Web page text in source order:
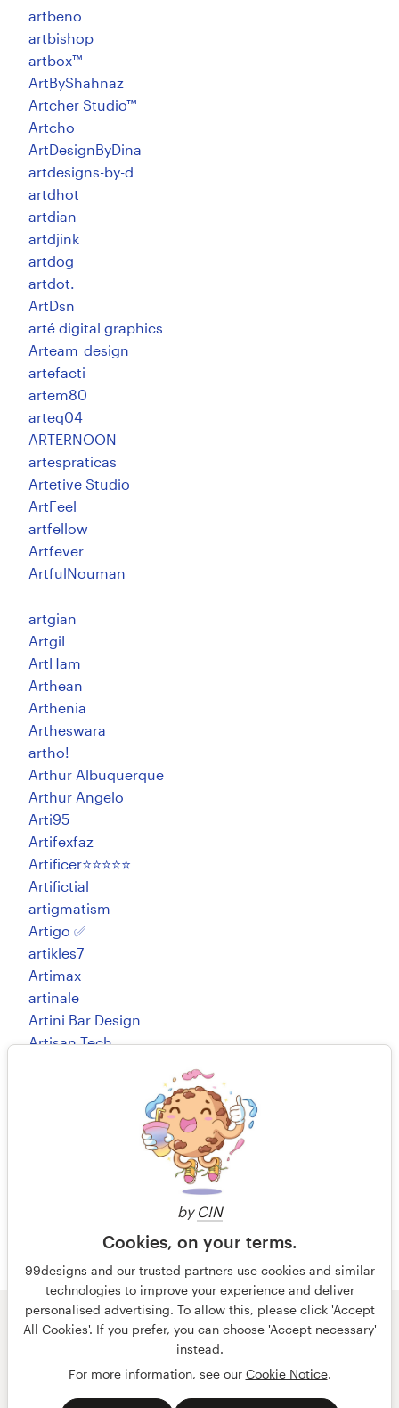
by C!N
Cookies, on your terms.
99designs and our trusted partners use cookies and similar
technologies to improve your experience and deliver
personalised advertising. To allow this, please click 'Accept
All Cookies'. If you prefer, you can choose 'Accept necessary'
instead.
For more information, see our Cookie Notice.
artbeno
artbishop
artbox™
ArtByShahnaz
Artcher Studio™
Artcho
ArtDesignByDina
artdesigns-by-d
artdhot
artdian
artdjink
artdog
artdot.
ArtDsn
arté digital graphics
Arteam_design
artefacti
artem80
arteq04
ARTERNOON
artespraticas
Artetive Studio
ArtFeel
artfellow
Artfever
ArtfulNouman
artgian
ArtgiL
ArtHam
Arthean
Arthenia
Artheswara
artho!
Arthur Albuquerque
Arthur Angelo
Arti95
Artifexfaz
Artificer⭐️⭐️⭐️⭐️⭐️
Artifictial
artigmatism
Artigo ✅
artikles7
Artimax
artinale
Artini Bar Design
Artisan Tech
© 99designs
de Vista
Términos y condiciones
Privacidad
español English
Explorar todas las categorías
Soporte
Centro de ayuda
Recursos
Precios
Hágase diseñador
Blog